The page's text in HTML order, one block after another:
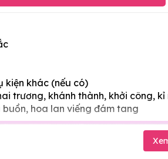
kiện khác (nếu có)
trương, khánh thành, khởi công,
hoa lan viếng đám tang